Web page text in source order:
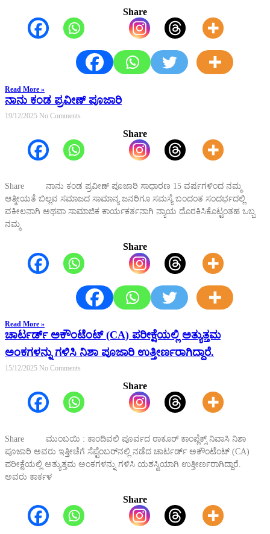
Share
Read More »
ನಾನು ಕಂಡ ಪ್ರವೀಣ್ ಪೂಜಾರಿ
19/12/2025 No Comments
Share
Share ನಾನು ಕಂಡ ಪ್ರವೀಣ್ ಪೂಜಾರಿ ಸಾಧಾರಣ 15 ವರ್ಷಗಳಿಂದ ನಮ್ಮ
ಆತ್ಮೀಯತೆ ಬಿಲ್ಲವ ಸಮಾಜದ ಸಾಮಾನ್ಯ ಜನರಿಗೂ ಸಮಸ್ಯೆ ಬಂದಂತ ಸಂದರ್ಭದಲ್ಲಿ
ವಕೀಲನಾಗಿ ಅಥವಾ ಸಾಮಾಜಿಕ ಕಾರ್ಯಕರ್ತನಾಗಿ ನ್ಯಾಯ ದೊರಕಿಸಿಕೊಟ್ಟಂತಹ ಒಬ್ಬ
ನಮ್ಮ
Share
Read More »
ಚಾರ್ಟರ್ಡ್ ಅಕೌಂಟೆಂಟ್ (CA) ಪರೀಕ್ಷೆಯಲ್ಲಿ ಅತ್ಯುತ್ತಮ
ಅಂಕಗಳನ್ನು ಗಳಿಸಿ ನಿಶಾ ಪೂಜಾರಿ ಉತ್ತೀರ್ಣರಾಗಿದ್ದಾರೆ.
15/12/2025 No Comments
Share
Share ಮುಂಬಯಿ : ಕಾಂದಿವಲಿ ಪೂರ್ವದ ಠಾಕೂರ್ ಕಾಂಪ್ಲೆಕ್ಸ್ ನಿವಾಸಿ ನಿಶಾ
ಪೂಜಾರಿ ಅವರು ಇತ್ತೀಚೆಗೆ ಸೆಪ್ಟೆಂಬರ್‌ನಲ್ಲಿ ನಡೆದ ಚಾರ್ಟರ್ಡ್ ಅಕೌಂಟೆಂಟ್ (CA)
ಪರೀಕ್ಷೆಯಲ್ಲಿ ಅತ್ಯುತ್ತಮ ಅಂಕಗಳನ್ನು ಗಳಿಸಿ ಯಶಸ್ವಿಯಾಗಿ ಉತ್ತೀರ್ಣರಾಗಿದ್ದಾರೆ.
ಅವರು ಕಾರ್ಕಳ
Share